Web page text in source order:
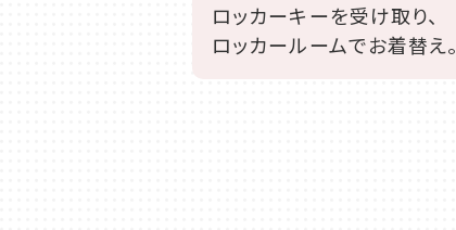
ロッカーキーを受け取り、
ロッカールームでお着替え。